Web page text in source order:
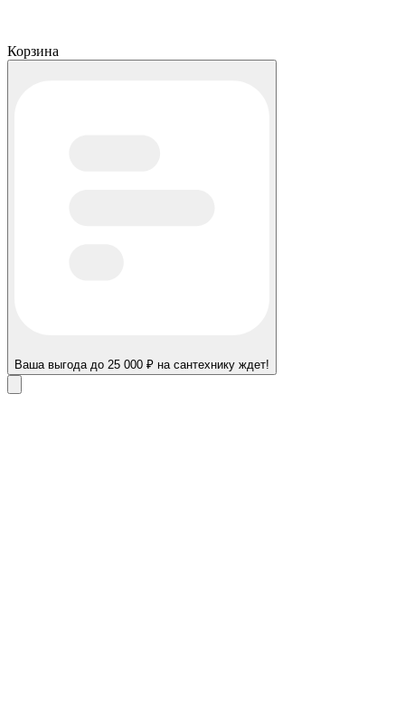
Корзина
Ваша выгода до 25 000 ₽ на сантехнику ждет!